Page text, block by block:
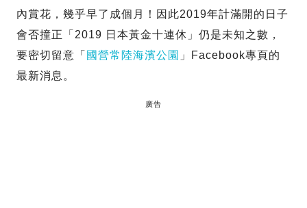
內賞花，幾乎早了成個月！因此2019年計滿開的日子
會否撞正「2019 日本黃金十連休」仍是未知之數，
要密切留意「 國營常陸海濱公園 」Facebook專頁的
最新消息。
廣告